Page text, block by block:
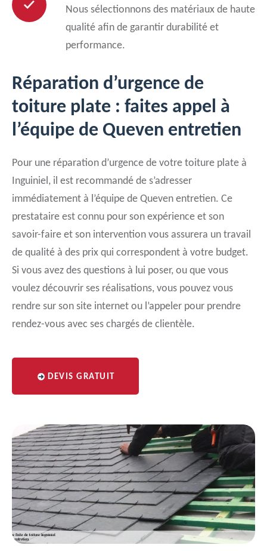
Nous sélectionnons des matériaux de haute
qualité afin de garantir durabilité et
performance.
Réparation d’urgence de
toiture plate : faites appel à
l’équipe de Queven entretien
Pour une réparation d’urgence de votre toiture plate à
Inguiniel, il est recommandé de s’adresser
immédiatement à l’équipe de Queven entretien. Ce
prestataire est connu pour son expérience et son
savoir-faire et son intervention vous assurera un travail
de qualité à des prix qui correspondent à votre budget.
Si vous avez des questions à lui poser, ou que vous
voulez découvrir ses réalisations, vous pouvez vous
rendre sur son site internet ou l’appeler pour prendre
rendez-vous avec ses chargés de clientèle.
DEVIS GRATUIT